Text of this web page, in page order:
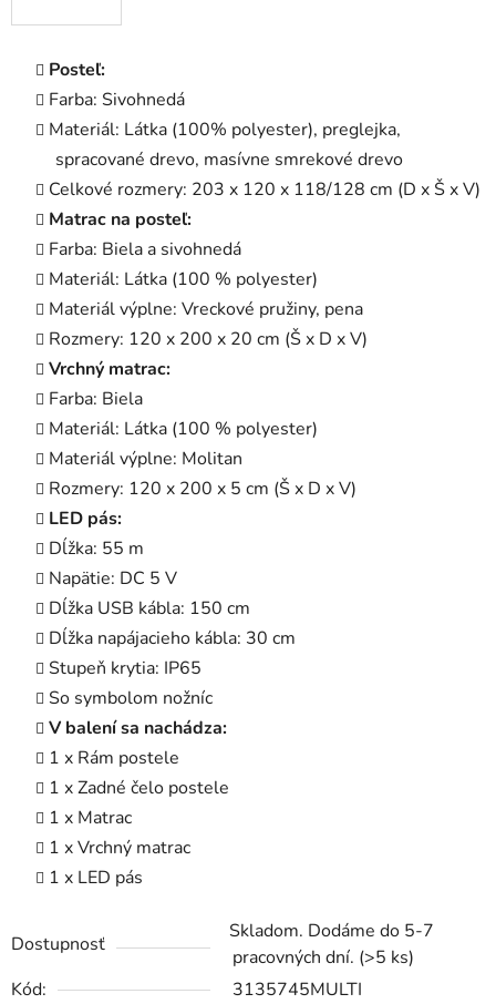
Posteľ:
Farba: Sivohnedá
Materiál: Látka (100% polyester), preglejka,
spracované drevo, masívne smrekové drevo
Celkové rozmery: 203 x 120 x 118/128 cm (D x Š x V)
Matrac na posteľ:
Farba: Biela a sivohnedá
Materiál: Látka (100 % polyester)
Materiál výplne: Vreckové pružiny, pena
Rozmery: 120 x 200 x 20 cm (Š x D x V)
Vrchný matrac:
Farba: Biela
Materiál: Látka (100 % polyester)
Materiál výplne: Molitan
Rozmery: 120 x 200 x 5 cm (Š x D x V)
LED pás:
Dĺžka: 55 m
Napätie: DC 5 V
Dĺžka USB kábla: 150 cm
Dĺžka napájacieho kábla: 30 cm
Stupeň krytia: IP65
So symbolom nožníc
V balení sa nachádza:
1 x Rám postele
1 x Zadné čelo postele
1 x Matrac
1 x Vrchný matrac
1 x LED pás
Dostupnosť
Skladom. Dodáme do 5-7
pracovných dní. (>5 ks)
Kód:
3135745MULTI